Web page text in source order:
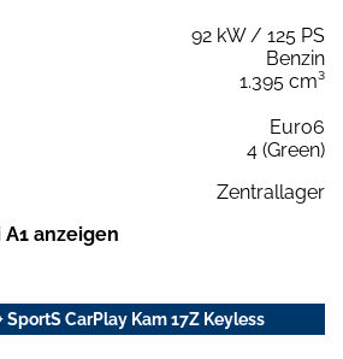
92 kW / 125 PS
Benzin
1.395 cm³
Euro6
4 (Green)
Zentrallager
anzeigen
SportS CarPlay Kam 17Z Keyless